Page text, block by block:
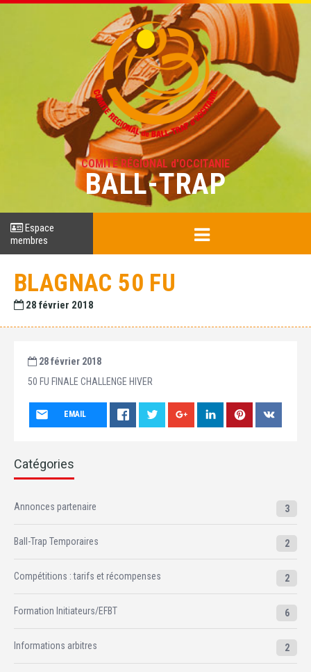
COMITÉ RÉGIONAL d'OCCITANIE
BALL-TRAP
Espace
membres
BLAGNAC 50 FU
28 février 2018
28 février 2018
50 FU FINALE CHALLENGE HIVER
EMAIL
Catégories
Annonces partenaire 3
Ball-Trap Temporaires 2
Compétitions : tarifs et récompenses 2
Formation Initiateurs/EFBT 6
Informations arbitres 2